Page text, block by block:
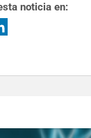
noticia en: